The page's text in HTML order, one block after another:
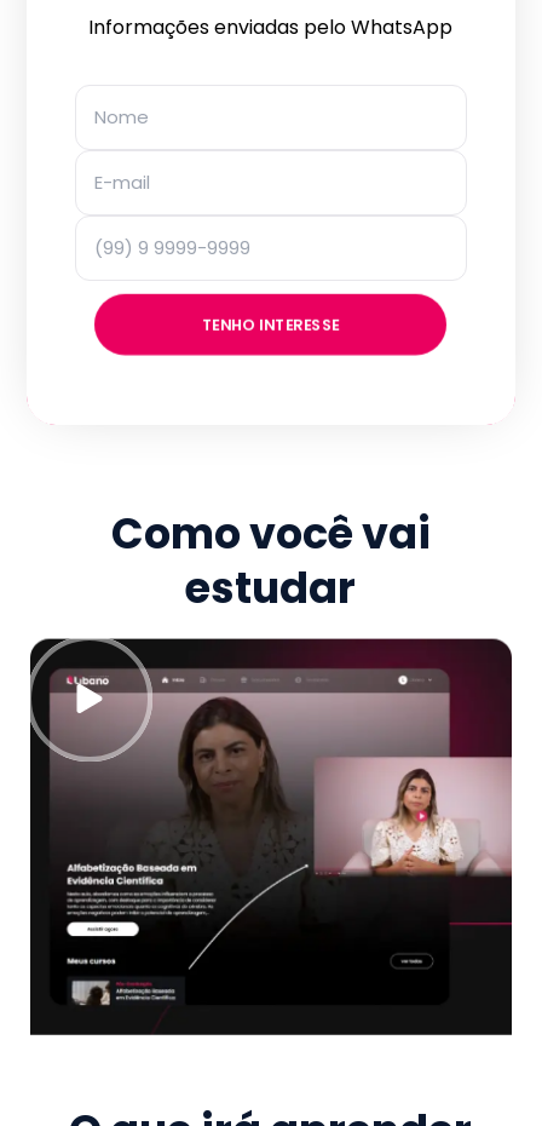
Informações enviadas pelo WhatsApp
TENHO INTERESSE
Como você vai
estudar